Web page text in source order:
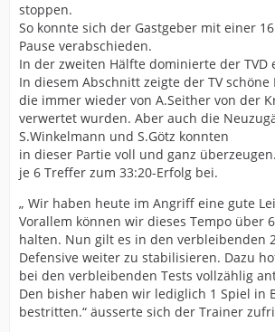
stoppen.
So konnte sich der Gastgeber mit einer
Pause verabschieden.
In der zweiten Hälfte dominierte der TVD
In diesem Abschnitt zeigte der TV
die immer wieder von A.Seither von der
verwertet wurden. Aber auch die
S.Winkelmann und S.Götz konnten
in dieser Partie voll und ganz
je 6 Treffer zum 33:20-Erfolg bei.
„ Wir haben heute im Angriff eine gute
Vorallem können wir dieses Tempo über
halten. Nun gilt es in den verbleibenden
Defensive weiter zu stabilisieren. Dazu
bei den verbleibenden Tests vollzählig
Den bisher haben wir lediglich 1 Spiel in
bestritten.“ äusserte sich der Trainer